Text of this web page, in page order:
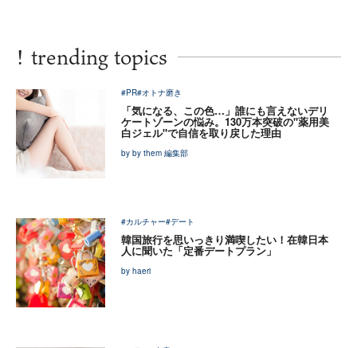
! trending topics
#PR#オトナ磨き
「気になる、この色…」誰にも言えないデリ
ケートゾーンの悩み。130万本突破の"薬用美
白ジェル"で自信を取り戻した理由
by by them 編集部
#カルチャー#デート
韓国旅行を思いっきり満喫したい！在韓日本
人に聞いた「定番デートプラン」
by haeri